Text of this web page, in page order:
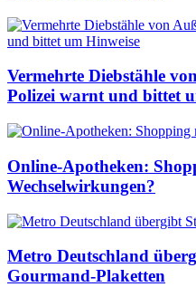
Vermehrte Diebstähle
Polizei warnt und bittet
Online-Apotheken:
Wechselwirkungen?
Metro Deutschland
Gourmand-Plaketten